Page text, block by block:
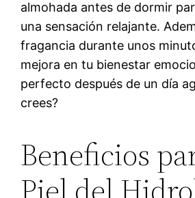
almohada antes de dormir
una sensación relajante.
fragancia durante unos
mejora en tu bienestar
perfecto después de un día
crees?
Beneficios